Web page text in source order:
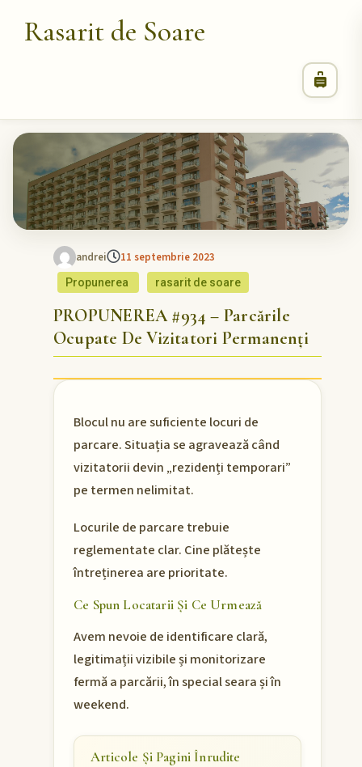
Rasarit de Soare
andrei 11 septembrie 2023
Propunerea rasarit de soare
PROPUNEREA #934 – Parcările
Ocupate De Vizitatori Permanenți
Blocul nu are suficiente locuri de
parcare. Situația se agravează când
vizitatorii devin „rezidenți temporari”
pe termen nelimitat.
Locurile de parcare trebuie
reglementate clar. Cine plătește
întreținerea are prioritate.
Ce Spun Locatarii Și Ce Urmează
Avem nevoie de identificare clară,
legitimații vizibile și monitorizare
fermă a parcării, în special seara și în
weekend.
Articole Și Pagini Înrudite